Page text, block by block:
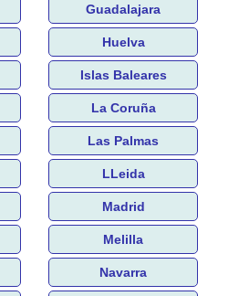
Guadalajara
Huelva
Islas Baleares
La Coruña
Las Palmas
LLeida
Madrid
Melilla
Navarra